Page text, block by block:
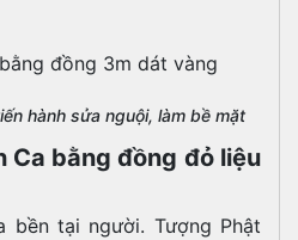
hành sửa nguội, làm bề mặt
Ca bằng đồng đỏ liệu
bền tại người. Tượng Phật